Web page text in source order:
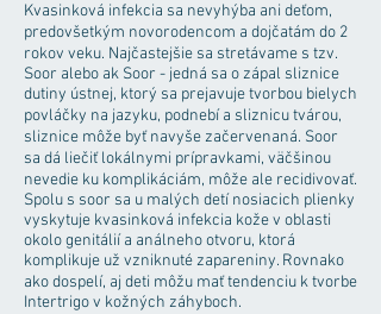
Kvasinková infekcia sa nevyhýba ani deťom,
predovšetkým novorodencom a dojčatám do 2
rokov veku. Najčastejšie sa stretávame s tzv.
Soor alebo ak Soor - jedná sa o zápal sliznice
dutiny ústnej, ktorý sa prejavuje tvorbou bielych
povláčky na jazyku, podnebí a sliznicu tvárou,
sliznice môže byť navyše začervenaná. Soor
sa dá liečiť lokálnymi prípravkami, väčšinou
nevedie ku komplikáciám, môže ale recidivovať.
Spolu s soor sa u malých detí nosiacich plienky
vyskytuje kvasinková infekcia kože v oblasti
okolo genitálií a análneho otvoru, ktorá
komplikuje už vzniknuté zapareniny. Rovnako
ako dospelí, aj deti môžu mať tendenciu k tvorbe
Intertrigo v kožných záhyboch.